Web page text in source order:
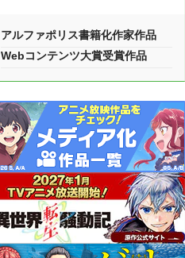
アルファポリス書籍化作家作品
Webコンテンツ大賞受賞作品